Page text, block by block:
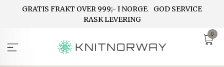
GRATIS FRAKT OVER 999;- I NORGE
GOD SERVICE
RASK LEVERING
0